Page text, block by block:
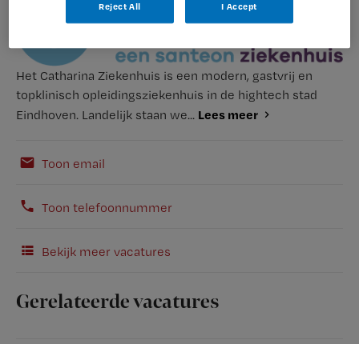
Het Catharina Ziekenhuis is een modern, gastvrij en
topklinisch opleidingsziekenhuis in de hightech stad
Eindhoven. Landelijk staan we... Lees meer
Toon email
Toon telefoonnummer
Bekijk meer vacatures
Gerelateerde vacatures
Reject All I Accept